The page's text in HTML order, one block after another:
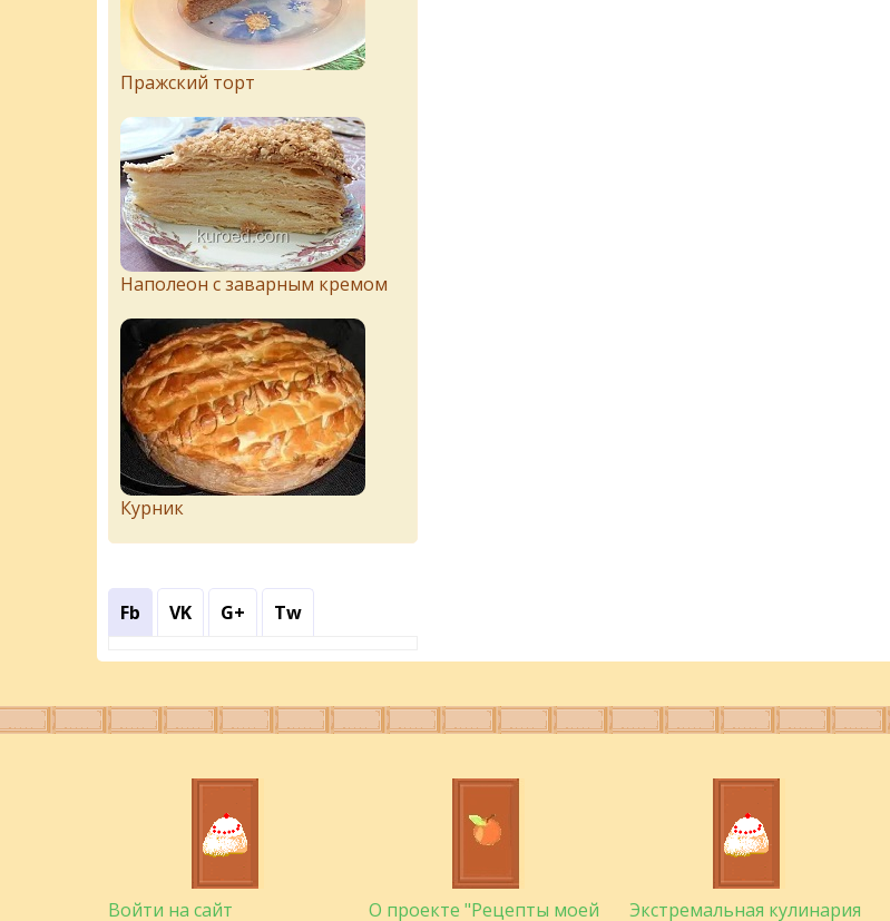
Пражский торт
Наполеон с заварным кремом
Курник
Fb VK G+ Tw
Войти на сайт
О проекте "Рецепты моей
Экстремальная кулинария